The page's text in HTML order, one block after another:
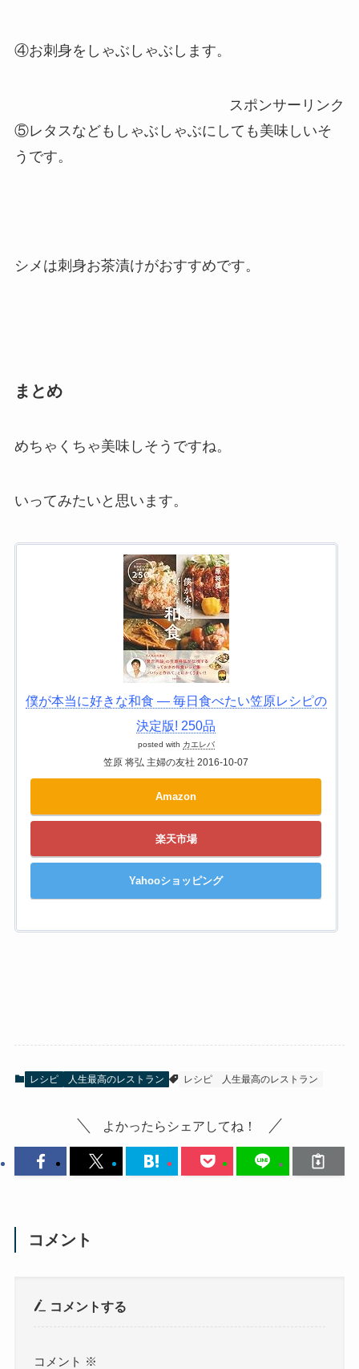
④お刺身をしゃぶしゃぶします。
スポンサーリンク
⑤レタスなどもしゃぶしゃぶにしても美味しいそ
うです。
シメは刺身お茶漬けがおすすめです。
まとめ
めちゃくちゃ美味しそうですね。
いってみたいと思います。
僕が本当に好きな和食 ― 毎日食べたい笠原レシピの
決定版! 250品
posted with カエレバ
笠原 将弘 主婦の友社 2016-10-07
Amazon
楽天市場
Yahooショッピング
レシピ 人生最高のレストラン レシピ 人生最高のレストラン
よかったらシェアしてね！
コメント
コメントする
コメント ※